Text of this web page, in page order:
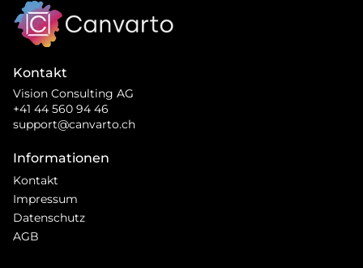
Kontakt
Vision Consulting AG
+41 44 560 94 46
support@canvarto.ch
Informationen
Kontakt
Impressum
Datenschutz
AGB